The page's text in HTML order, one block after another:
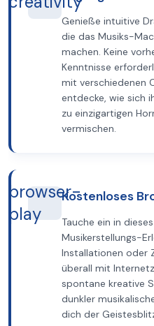
Genieße intuitive
die das Musiks-
machen. Keine
Kenntnisse
mit verschiedenen
entdecke, wie sich
zu einzigartigen
vermischen.
browser-
play
Kostenloses
Tauche ein in
Musikerstellungs-
Installationen oder
überall mit
spontane kreative
dunkler
dich der